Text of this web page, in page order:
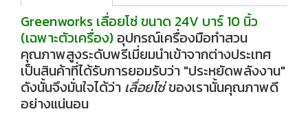
Greenworks เลื่อยโซ่ ขนาด 24V บาร์ 10 นิ้ว
(เฉพาะตัวเครื่อง) อุปกรณ์เครื่องมือทำสวน
คุณภาพสูงระดับพรีเมี่ยมนำเข้าจากต่างประเทศ
เป็นสินค้าที่ได้รับการยอมรับว่า "ประหยัดพลังงาน"
ดังนั้นจึงมั่นใจได้ว่า เลื่อยโซ่ของเรานั้นคุณภาพดี
อย่างแน่นอน